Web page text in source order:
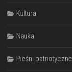
Kultura
Nauka
Pieśni patriotyczne